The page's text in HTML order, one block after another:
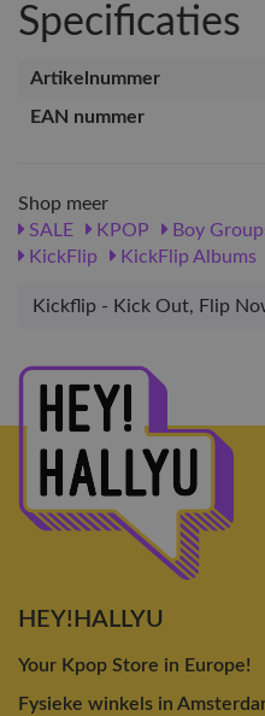
Specificaties
Artikelnummer
EAN nummer
Shop meer
SALE
KPOP Boy
KickFlip
KickFlip Albums
Kickflip - Kick Out, Flip
HEY!HALLYU
Your Kpop Store in Europe!
Fysieke winkels in